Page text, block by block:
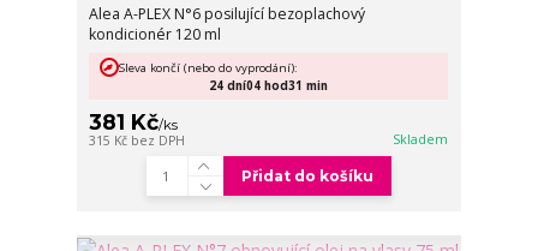
Alea A-PLEX N°6 posilující bezoplachový
kondicionér 120 ml
381 Kč/ks
315 Kč bez DPH Skladem
Sleva končí (nebo do vyprodání):
24 dní04 hod31 min
Přidat do košíku